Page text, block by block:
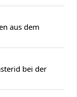
aus dem
bei der